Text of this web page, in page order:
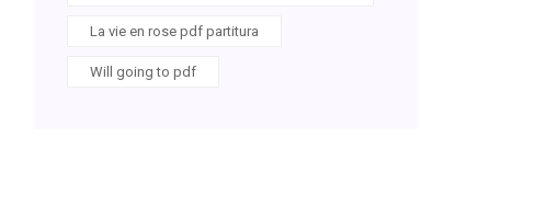
La vie en rose pdf partitura
Will going to pdf